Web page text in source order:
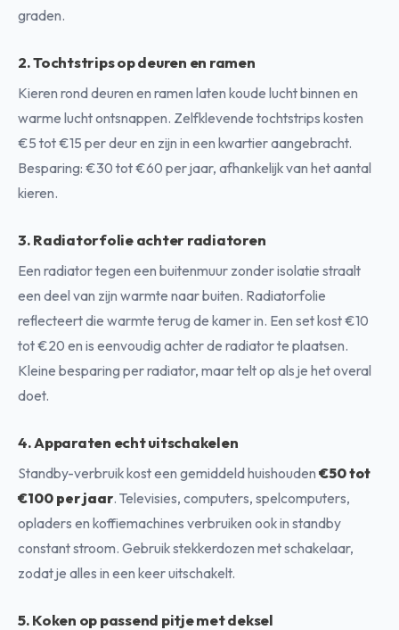
graden.
2. Tochtstrips op deuren en ramen
Kieren rond deuren en ramen laten koude lucht binnen en
warme lucht ontsnappen. Zelfklevende tochtstrips kosten
€5 tot €15 per deur en zijn in een kwartier aangebracht.
Besparing: €30 tot €60 per jaar, afhankelijk van het aantal
kieren.
3. Radiatorfolie achter radiatoren
Een radiator tegen een buitenmuur zonder isolatie straalt
een deel van zijn warmte naar buiten. Radiatorfolie
reflecteert die warmte terug de kamer in. Een set kost €10
tot €20 en is eenvoudig achter de radiator te plaatsen.
Kleine besparing per radiator, maar telt op als je het overal
doet.
4. Apparaten echt uitschakelen
Standby-verbruik kost een gemiddeld huishouden €50 tot
€100 per jaar. Televisies, computers, spelcomputers,
opladers en koffiemachines verbruiken ook in standby
constant stroom. Gebruik stekkerdozen met schakelaar,
zodat je alles in een keer uitschakelt.
5. Koken op passend pitje met deksel